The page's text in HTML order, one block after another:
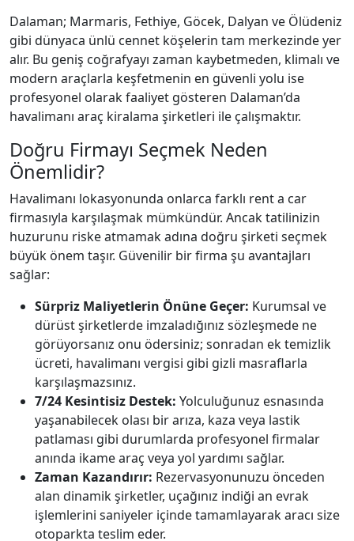
Dalaman; Marmaris, Fethiye, Göcek, Dalyan ve Ölüdeniz
gibi dünyaca ünlü cennet köşelerin tam merkezinde yer
alır. Bu geniş coğrafyayı zaman kaybetmeden, klimalı ve
modern araçlarla keşfetmenin en güvenli yolu ise
profesyonel olarak faaliyet gösteren Dalaman’da
havalimanı araç kiralama şirketleri ile çalışmaktır.
Doğru Firmayı Seçmek Neden
Önemlidir?
Havalimanı lokasyonunda onlarca farklı rent a car
firmasıyla karşılaşmak mümkündür. Ancak tatilinizin
huzurunu riske atmamak adına doğru şirketi seçmek
büyük önem taşır. Güvenilir bir firma şu avantajları
sağlar:
Sürpriz Maliyetlerin Önüne Geçer: Kurumsal ve
dürüst şirketlerde imzaladığınız sözleşmede ne
görüyorsanız onu ödersiniz; sonradan ek temizlik
ücreti, havalimanı vergisi gibi gizli masraflarla
karşılaşmazsınız.
7/24 Kesintisiz Destek: Yolculuğunuz esnasında
yaşanabilecek olası bir arıza, kaza veya lastik
patlaması gibi durumlarda profesyonel firmalar
anında ikame araç veya yol yardımı sağlar.
Zaman Kazandırır: Rezervasyonunuzu önceden
alan dinamik şirketler, uçağınız indiği an evrak
işlemlerini saniyeler içinde tamamlayarak aracı size
otoparkta teslim eder.